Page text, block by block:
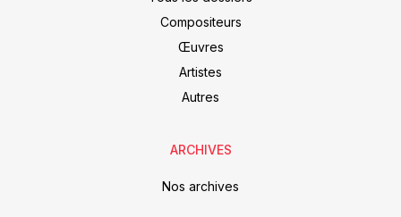
Compositeurs
Œuvres
Artistes
Autres
ARCHIVES
Nos archives